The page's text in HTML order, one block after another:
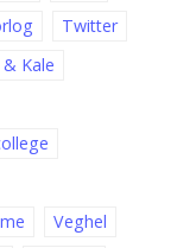
Twitter
Kale
Veghel